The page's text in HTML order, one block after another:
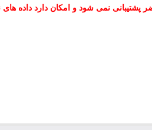
پشتیبانی نمی شود و امکان دارد داده های